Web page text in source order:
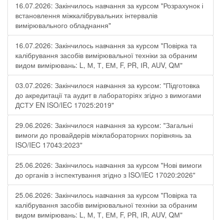
16.07.2026: Закінчилось навчання за курсом "Розрахунок і
встановлення міжкалібрувальних інтервалів
вимірювального обладнання"
16.07.2026: Закінчилось навчання за курсом "Повірка та
калібрування засобів вимірювальної техніки за обраним
видом вимірювань: L, М, Т, ЕМ, F, РR, ІR, АUV, QМ"
03.07.2026: Закінчилося навчання за курсом: "Підготовка
до акредитації та аудит в лабораторіях згідно з вимогами
ДСТУ EN ISO/IEC 17025:2019"
29.06.2026: Закінчилося навчання за курсом: "Загальні
вимоги до провайдерів міжлабораторних порівнянь за
ISO/IEC 17043:2023"
25.06.2026: Закінчилось навчання за курсом "Нові вимоги
до органів з інспектування згідно з ISO/IEC 17020:2026"
25.06.2026: Закінчилось навчання за курсом "Повірка та
калібрування засобів вимірювальної техніки за обраним
видом вимірювань: L, М, Т, ЕМ, F, РR, ІR, АUV, QМ"